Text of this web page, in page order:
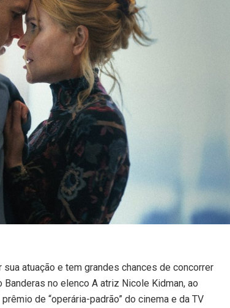
atuação e tem grandes chances de concorrer
no elenco A atriz Nicole Kidman, ao
de “operária-padrão” do cinema e da TV